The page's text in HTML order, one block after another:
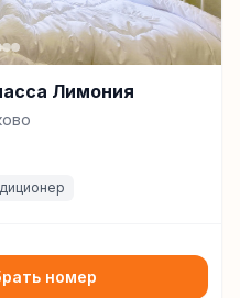
Лимония
номер